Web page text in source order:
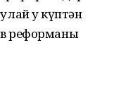
уҡ күптән
реформаны